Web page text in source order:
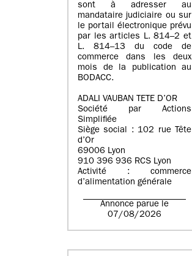
sont à adresser au
mandataire judiciaire ou sur
le portail électronique prévu
par les articles L. 814–2 et
L. 814–13 du code de
commerce dans les deux
mois de la publication au
BODACC.
ADALI VAUBAN TETE D’OR
Société par Actions
Simplifiée
Siège social : 102 rue Tête
d’Or
69006 Lyon
910 396 936 RCS Lyon
Activité : commerce
d’alimentation générale
Annonce parue le
07/08/2026